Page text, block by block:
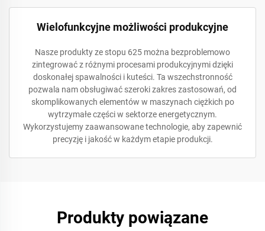
Wielofunkcyjne możliwości produkcyjne
Nasze produkty ze stopu 625 można bezproblemowo
zintegrować z różnymi procesami produkcyjnymi dzięki
doskonałej spawalności i kuteści. Ta wszechstronność
pozwala nam obsługiwać szeroki zakres zastosowań, od
skomplikowanych elementów w maszynach ciężkich po
wytrzymałe części w sektorze energetycznym.
Wykorzystujemy zaawansowane technologie, aby zapewnić
precyzję i jakość w każdym etapie produkcji.
Produkty powiązane